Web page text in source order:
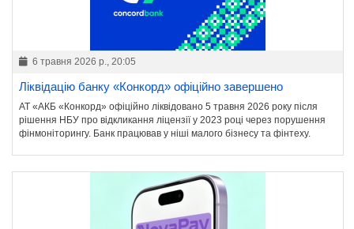
6 травня 2026 р., 20:05
Ліквідацію банку «Конкорд» офіційно завершено
АТ «АКБ «Конкорд» офіційно ліквідовано 5 травня 2026 року після
рішення НБУ про відкликання ліцензії у 2023 році через порушення
фінмоніторингу. Банк працював у ніші малого бізнесу та фінтеху.